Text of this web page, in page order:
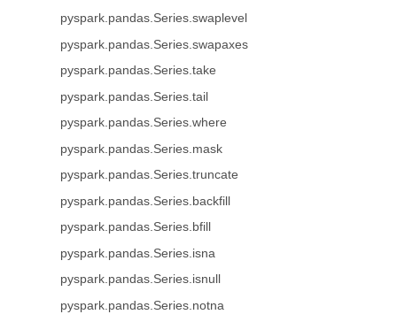
pyspark.pandas.Series.swaplevel
pyspark.pandas.Series.swapaxes
pyspark.pandas.Series.take
pyspark.pandas.Series.tail
pyspark.pandas.Series.where
pyspark.pandas.Series.mask
pyspark.pandas.Series.truncate
pyspark.pandas.Series.backfill
pyspark.pandas.Series.bfill
pyspark.pandas.Series.isna
pyspark.pandas.Series.isnull
pyspark.pandas.Series.notna